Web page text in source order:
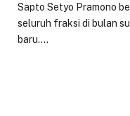
Sapto Setyo Pramono
seluruh fraksi di bulan
baru.…